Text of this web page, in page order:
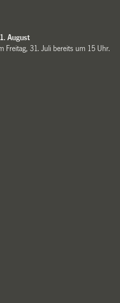
August
Freitag, 31. Juli bereits um 15 Uhr.